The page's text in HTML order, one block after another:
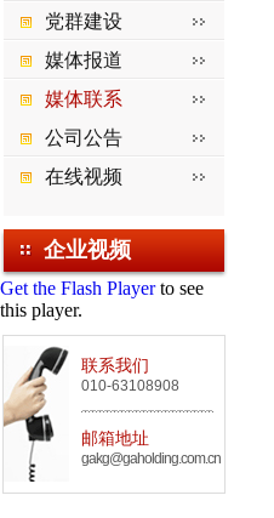
党群建设
媒体报道
媒体联系
公司公告
在线视频
企业视频
Get the Flash Playerto see
this player.
联系我们
010-63108908
邮箱地址
gakg@gaholding.com.cn